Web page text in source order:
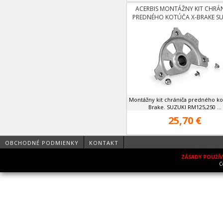
ACERBIS MONTÁŽNY KIT
PREDNÉHO KOTÚČA X-BRAKE
RM125,250 04-13
Montážny kit chrániča predného
Brake. SUZUKI RM125,250 ...
25,70 €
OBCHODNÉ PODMIENKY KONTAKT
ZÁSADY